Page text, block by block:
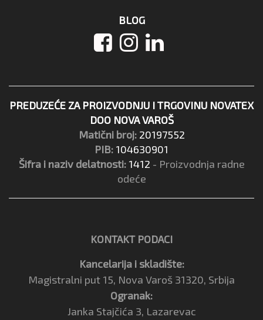
BLOG
PREDUZEĆE ZA PROIZVODNJU I TRGOVINU NOVATEX
DOO NOVA VAROŠ
Matični broj: 20197552
PIB: 104630901
Šifra i naziv delatnosti: 1412 - Proizvodnja radne
odeće
KONTAKT PODACI
Kancelarija i skladište:
Magistralni put 15, Nova Varoš 31320, Srbija
Ogranak:
Janka Stajčića 3, Lazarevac